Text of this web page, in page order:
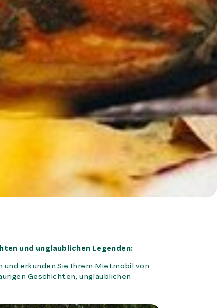
und unglaublichen Legenden:
und erkunden Sie Ihrem Mietmobil von
Geschichten, unglaublichen